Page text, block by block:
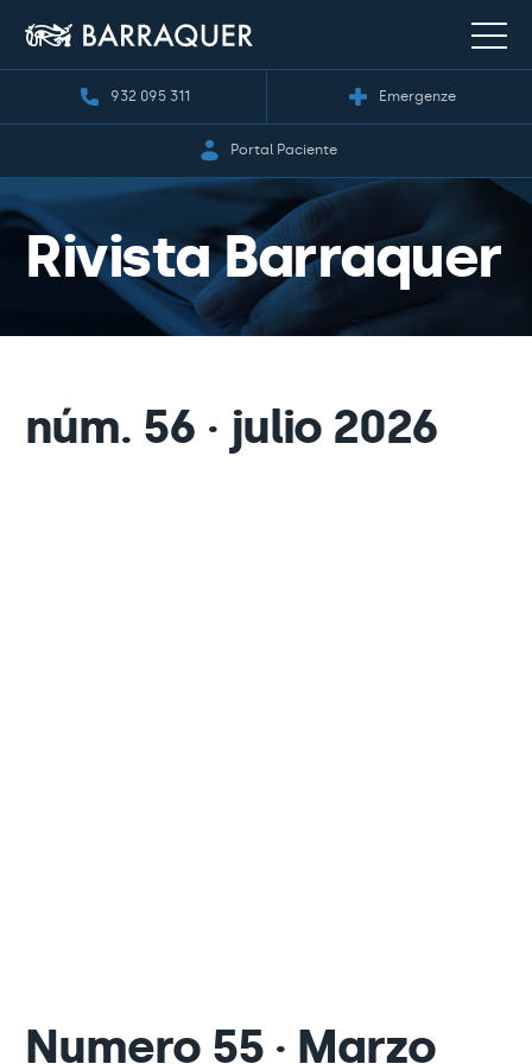
932 095 311 Emergenze
Portal Paciente
Rivista Barraquer
núm. 56 · julio 2026
Numero 55 · Marzo